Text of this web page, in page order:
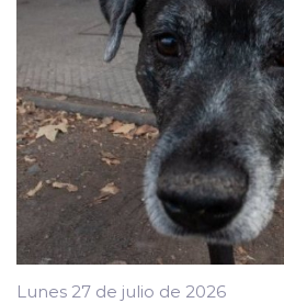
Lunes 27 de julio de 2026